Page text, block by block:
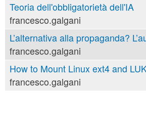
Teoria dell'obbligatorietà dell'IA
francesco.galgani
L’alternativa alla propaganda?
francesco.galgani
How to Mount Linux ext4 and
francesco.galgani